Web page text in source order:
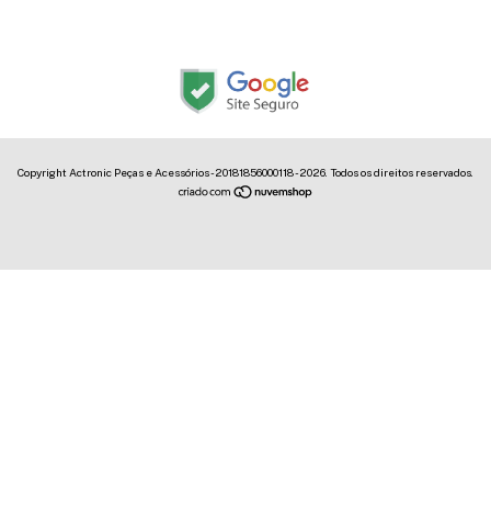
Copyright Actronic Peças e Acessórios - 20181856000118 - 2026. Todos os direitos reservados.